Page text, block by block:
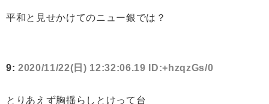
平和と見せかけてのニュー銀では？
9: 2020/11/22(日) 12:32:06.19 ID:+hzqzGs/0
とりあえず胸揺らしとけって台